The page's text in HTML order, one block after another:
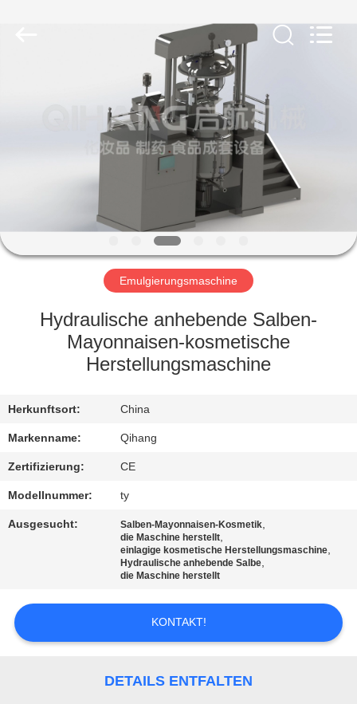
PRODUKTE
FABRIK-
AUSFLUG
QUALITÄTSKONTROLLE
SIE
MIT
UNS
IN
VERBINDUNG
NACHRICHTEN
FÄLLE
FORDERN
Emulgierungsmaschine
Hydraulische anhebende Salben-
Mayonnaisen-kosmetische
Herstellungsmaschine
Herkunftsort: China
Markenname: Qihang
Zertifizierung: CE
Modellnummer: ty
Ausgesucht: Salben-Mayonnaisen-Kosmetik,
die Maschine herstellt,
einlagige kosmetische Herstellungsmaschine,
Hydraulische anhebende Salbe,
die Maschine herstellt
KONTAKT!
DETAILS ENTFALTEN